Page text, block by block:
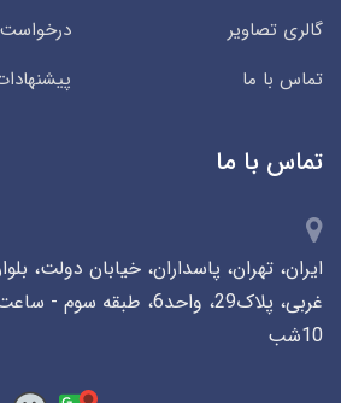
گالری تصاویر
تماس با ما
تماس با ما
ایران، تهران، پاسداران، خیابان دولت،
10شب